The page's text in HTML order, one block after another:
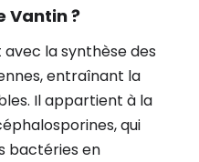
Vantin ?
la synthèse des
entraînant la
Il appartient à la
qui
bactéries en